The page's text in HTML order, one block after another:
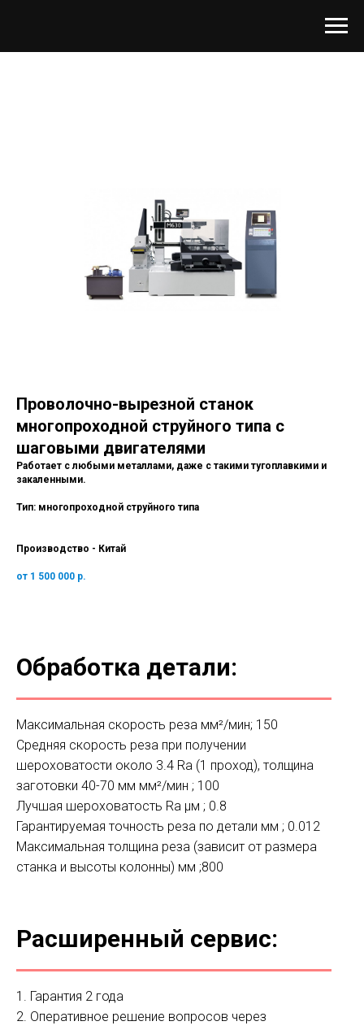
Проволочно-вырезной станок
многопроходной струйного типа с
шаговыми двигателями
Работает с любыми металлами, даже с такими тугоплавкими и
закаленными.
Тип: многопроходной струйного типа
Производство - Китай
от 1 500 000 р.
Обработка детали:
Максимальная скорость реза мм²/мин; 150
Средняя скорость реза при получении
шероховатости около 3.4 Ra (1 проход), толщина
заготовки 40-70 мм мм²/мин ; 100
Лучшая шероховатость Ra μм ; 0.8
Гарантируемая точность реза по детали мм ; 0.012
Максимальная толщина реза (зависит от размера
станка и высоты колонны) мм ;800
Расширенный сервис:
1. Гарантия 2 года
2. Оперативное решение вопросов через